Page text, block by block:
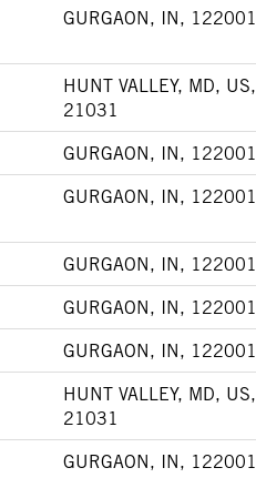
GURGAON, IN, 122001
HUNT VALLEY, MD, US,
21031
GURGAON, IN, 122001
GURGAON, IN, 122001
GURGAON, IN, 122001
GURGAON, IN, 122001
GURGAON, IN, 122001
HUNT VALLEY, MD, US,
21031
GURGAON, IN, 122001